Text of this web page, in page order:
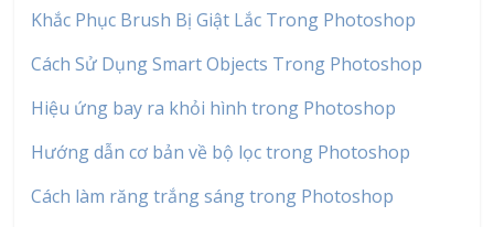
Khắc Phục Brush Bị Giật Lắc Trong Photoshop
Cách Sử Dụng Smart Objects Trong Photoshop
Hiệu ứng bay ra khỏi hình trong Photoshop
Hướng dẫn cơ bản về bộ lọc trong Photoshop
Cách làm răng trắng sáng trong Photoshop